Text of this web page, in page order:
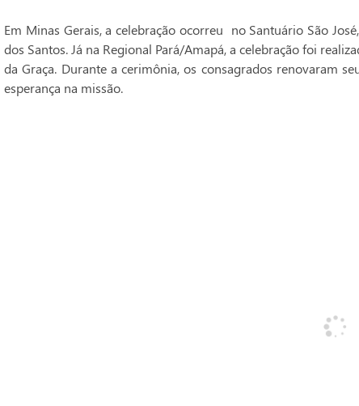
Em Minas Gerais, a celebração ocorreu no Santuário São
dos Santos. Já na Regional Pará/Amapá, a celebração foi
da Graça. Durante a cerimônia, os consagrados renovaram
esperança na missão.